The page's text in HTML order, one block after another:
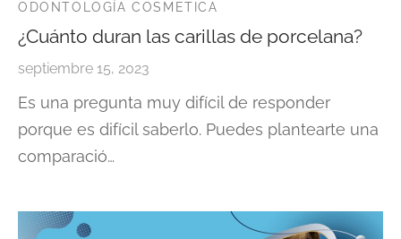
ODONTOLOGÍA COSMETICA
¿Cuánto duran las carillas de porcelana?
septiembre 15, 2023
Es una pregunta muy difícil de responder
porque es difícil saberlo. Puedes plantearte una
comparació…